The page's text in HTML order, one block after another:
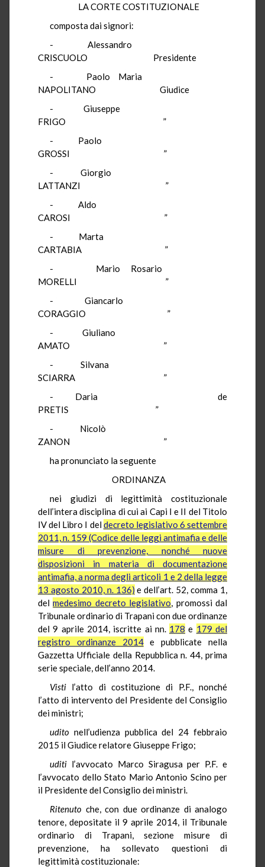
LA CORTE COSTITUZIONALE
composta dai signori:
- Alessandro
CRISCUOLO Presidente
- Paolo Maria
NAPOLITANO Giudice
- Giuseppe
FRIGO ”
- Paolo
GROSSI ”
- Giorgio
LATTANZI ”
- Aldo
CAROSI ”
- Marta
CARTABIA ”
- Mario Rosario
MORELLI ”
- Giancarlo
CORAGGIO ”
- Giuliano
AMATO ”
- Silvana
SCIARRA ”
- Daria de
PRETIS ”
- Nicolò
ZANON ”
ha pronunciato la seguente
ORDINANZA
nei giudizi di legittimità costituzionale
dell’intera disciplina di cui ai Capi I e II del Titolo
IV del Libro I deldecreto legislativo 6 settembre
2011, n. 159 (Codice delle leggi antimafia e delle
misure di prevenzione, nonché nuove
disposizioni in materia di documentazione
antimafia, a norma degli articoli 1 e 2 della legge
13 agosto 2010, n. 136) e dell’art. 52, comma 1,
delmedesimo decreto legislativo, promossi dal
Tribunale ordinario di Trapani con due ordinanze
del 9 aprile 2014, iscritte ai nn. 178 e 179 del
registro ordinanze 2014e pubblicate nella
Gazzetta Ufficiale della Repubblica n. 44, prima
serie speciale, dell’anno 2014.
Visti l’atto di costituzione di P.F., nonché
l’atto di intervento del Presidente del Consiglio
dei ministri;
udito nell’udienza pubblica del 24 febbraio
2015 il Giudice relatore Giuseppe Frigo;
uditi l’avvocato Marco Siragusa per P.F. e
l’avvocato dello Stato Mario Antonio Scino per
il Presidente del Consiglio dei ministri.
Ritenuto che, con due ordinanze di analogo
tenore, depositate il 9 aprile 2014, il Tribunale
ordinario di Trapani, sezione misure di
prevenzione, ha sollevato questioni di
legittimità costituzionale: